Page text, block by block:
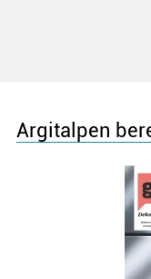
Argitalpen